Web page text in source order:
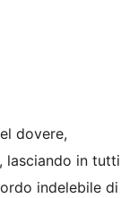
dovere,
lasciando in tutti
indelebile di